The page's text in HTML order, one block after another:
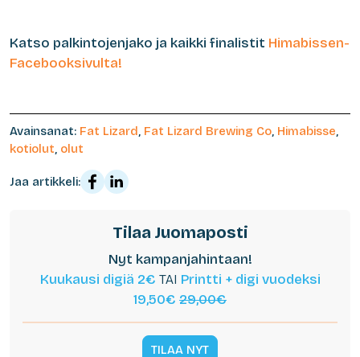
Katso palkintojenjako ja kaikki finalistit Himabissen-
Facebooksivulta!
Avainsanat: Fat Lizard, Fat Lizard Brewing Co, Himabisse,
kotiolut, olut
Jaa artikkeli:
Tilaa Juomaposti
Nyt kampanjahintaan!
Kuukausi digiä 2€ TAI Printti + digi vuodeksi
19,50€ 29,00€
TILAA NYT